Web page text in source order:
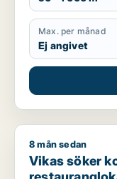
Max. per månad
Ej angivet
Vikas söker
8 mån sedan
Vikas söker